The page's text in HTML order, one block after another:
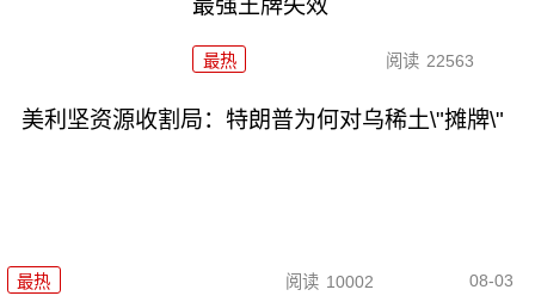
最热 阅读 22563
美利坚资源收割局：特朗普为何对乌稀土\"摊牌\"
最热 阅读 10002 08-03